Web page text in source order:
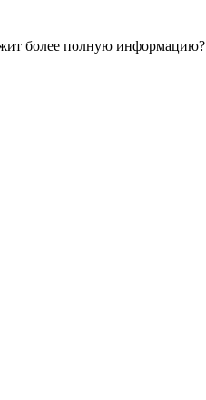
более полную информацию?